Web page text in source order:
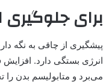
برای جلوگیری
پیشگیری از چاقی به نگه
انرژی بستگی دارد. افزایش
می‌برد و متابولیسم بدن را